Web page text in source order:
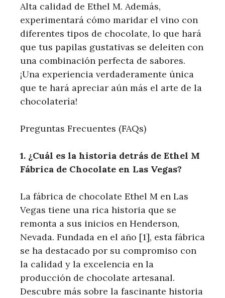
Alta calidad de ‌Ethel M. Además,
experimentará cómo maridar el vino con
diferentes tipos de ‌chocolate, lo que hará
que tus papilas ⁣gustativas se deleiten con
una combinación perfecta de sabores.
¡Una experiencia verdaderamente única
que te hará apreciar​ aún más el arte de la ​
chocolatería!
Preguntas Frecuentes (FAQs)
1. ¿Cuál es la historia detrás de Ethel M
Fábrica de ‌Chocolate en ‌Las Vegas?
La fábrica de chocolate Ethel M en⁢ Las
⁤Vegas tiene una rica historia que se
remonta a sus inicios en Henderson,
Nevada. Fundada en el año [1], esta fábrica
se ha destacado por⁢ su compromiso con
la calidad y la excelencia en la
producción⁢ de chocolate artesanal.
Descubre más sobre la​ fascinante historia